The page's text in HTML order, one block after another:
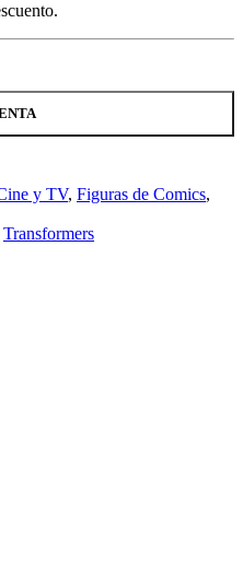
y TV, Figuras de Comics,
Transformers